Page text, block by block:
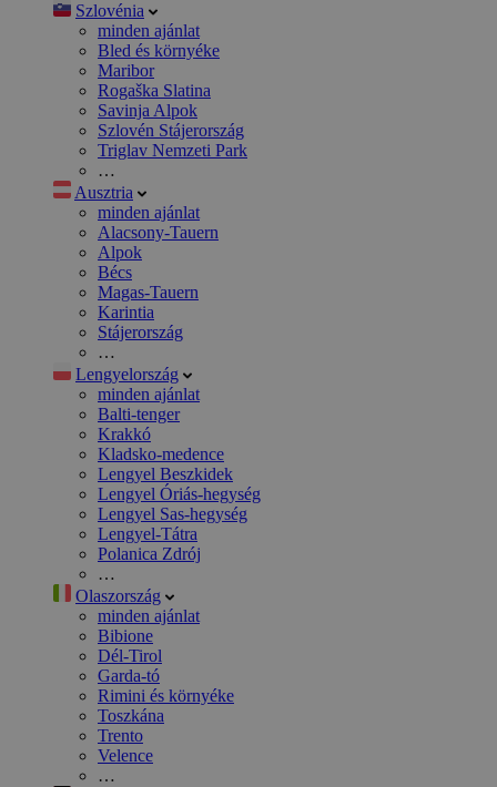
Szlovénia
minden ajánlat
Bled és környéke
Maribor
Rogaška Slatina
Savinja Alpok
Szlovén Stájerország
Triglav Nemzeti Park
…
Ausztria
minden ajánlat
Alacsony-Tauern
Alpok
Bécs
Magas-Tauern
Karintia
Stájerország
…
Lengyelország
minden ajánlat
Balti-tenger
Krakkó
Kladsko-medence
Lengyel Beszkidek
Lengyel Óriás-hegység
Lengyel Sas-hegység
Lengyel-Tátra
Polanica Zdrój
…
Olaszország
minden ajánlat
Bibione
Dél-Tirol
Garda-tó
Rimini és környéke
Toszkána
Trento
Velence
…